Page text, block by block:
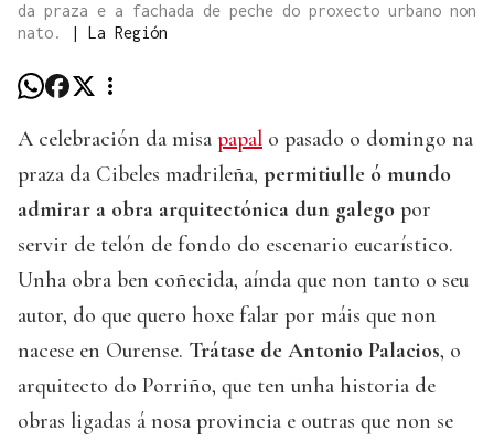
da praza e a fachada de peche do proxecto urbano non
nato.
| La Región
A celebración da misa papal o pasado o domingo na
praza da Cibeles madrileña, permitiulle ó mundo
admirar a obra arquitectónica dun galego por
servir de telón de fondo do escenario eucarístico.
Unha obra ben coñecida, aínda que non tanto o seu
autor, do que quero hoxe falar por máis que non
nacese en Ourense. Trátase de Antonio Palacios, o
arquitecto do Porriño, que ten unha historia de
obras ligadas á nosa provincia e outras que non se